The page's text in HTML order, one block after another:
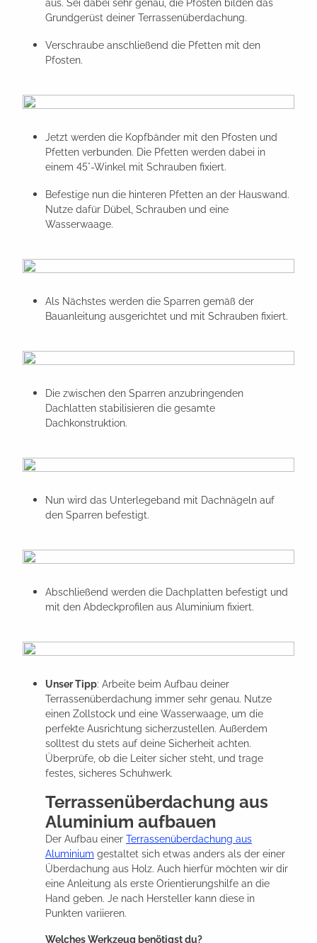
aus. Sei dabei sehr genau, die Pfosten bilden das
Grundgerüst deiner Terrassenüberdachung.
Verschraube anschließend die Pfetten mit den
Pfosten.
Jetzt werden die Kopfbänder mit den Pfosten und
Pfetten verbunden. Die Pfetten werden dabei in
einem 45°-Winkel mit Schrauben fixiert.
Befestige nun die hinteren Pfetten an der Hauswand.
Nutze dafür Dübel, Schrauben und eine
Wasserwaage.
Als Nächstes werden die Sparren gemäß der
Bauanleitung ausgerichtet und mit Schrauben fixiert.
Die zwischen den Sparren anzubringenden
Dachlatten stabilisieren die gesamte
Dachkonstruktion.
Nun wird das Unterlegeband mit Dachnägeln auf
den Sparren befestigt.
Abschließend werden die Dachplatten befestigt und
mit den Abdeckprofilen aus Aluminium fixiert.
Unser Tipp: Arbeite beim Aufbau deiner
Terrassenüberdachung immer sehr genau. Nutze
einen Zollstock und eine Wasserwaage, um die
perfekte Ausrichtung sicherzustellen. Außerdem
solltest du stets auf deine Sicherheit achten.
Überprüfe, ob die Leiter sicher steht, und trage
festes, sicheres Schuhwerk.
Terrassenüberdachung aus
Aluminium aufbauen
Der Aufbau einer Terrassenüberdachung aus
Aluminium gestaltet sich etwas anders als der einer
Überdachung aus Holz. Auch hierfür möchten wir dir
eine Anleitung als erste Orientierungshilfe an die
Hand geben. Je nach Hersteller kann diese in
Punkten variieren.
Welches Werkzeug benötigst du?